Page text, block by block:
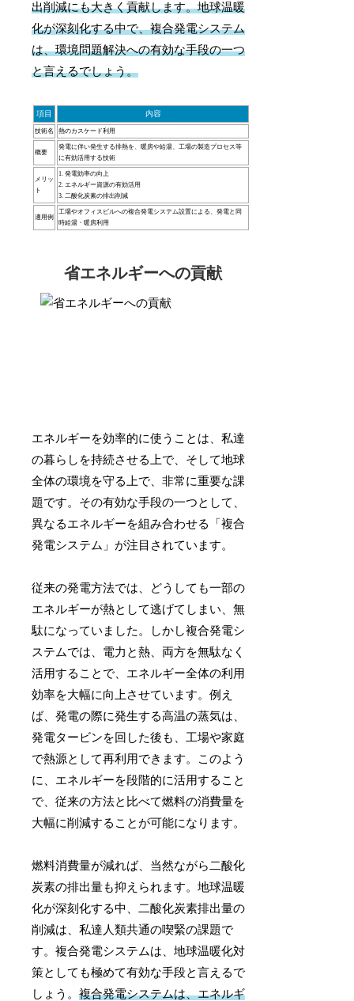
出削減にも大きく貢献します。地球温暖
化が深刻化する中で、複合発電システム
は、環境問題解決への有効な手段の一つ
と言えるでしょう。
項目 内容
技術名 熱のカスケード利用
概要
発電に伴い発生する排熱を、暖房や給湯、工場の製造プロセス等
に有効活用する技術
メリッ
ト
1. 発電効率の向上
2. エネルギー資源の有効活用
3. 二酸化炭素の排出削減
適用例
工場やオフィスビルへの複合発電システム設置による、発電と同
時給湯・暖房利用
省エネルギーへの貢献
エネルギーを効率的に使うことは、私達
の暮らしを持続させる上で、そして地球
全体の環境を守る上で、非常に重要な課
題です。その有効な手段の一つとして、
異なるエネルギーを組み合わせる「複合
発電システム」が注目されています。
従来の発電方法では、どうしても一部の
エネルギーが熱として逃げてしまい、無
駄になっていました。しかし複合発電シ
ステムでは、電力と熱、両方を無駄なく
活用することで、エネルギー全体の利用
効率を大幅に向上させています。例え
ば、発電の際に発生する高温の蒸気は、
発電タービンを回した後も、工場や家庭
で熱源として再利用できます。このよう
に、エネルギーを段階的に活用すること
で、従来の方法と比べて燃料の消費量を
大幅に削減することが可能になります。
燃料消費量が減れば、当然ながら二酸化
炭素の排出量も抑えられます。地球温暖
化が深刻化する中、二酸化炭素排出量の
削減は、私達人類共通の喫緊の課題で
す。複合発電システムは、地球温暖化対
策としても極めて有効な手段と言えるで
しょう。複合発電システムは、エネルギ